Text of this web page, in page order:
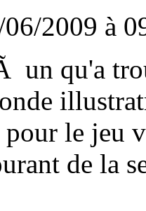
2009 à
un qu'a
le jeu
de la